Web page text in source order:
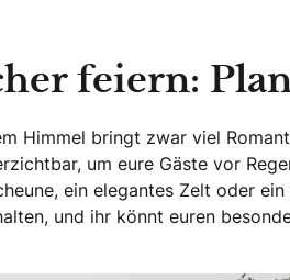
feiern:
Himmel bringt zwar viel
um eure Gäste vor
ein elegantes Zelt oder
und ihr könnt euren